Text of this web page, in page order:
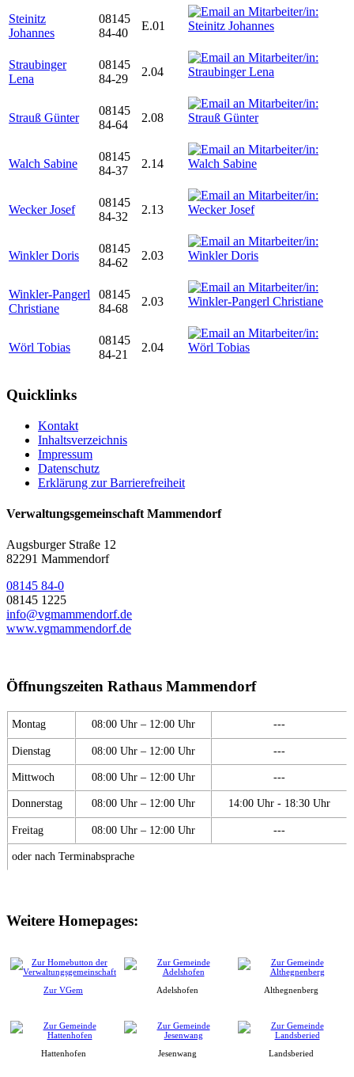
Steinitz
Johannes
08145
84-40
E.01
Straubinger
Lena
08145
84-29
2.04
Strauß Günter
08145
84-64
2.08
Walch Sabine
08145
84-37
2.14
Wecker Josef
08145
84-32
2.13
Winkler Doris
08145
84-62
2.03
Winkler-Pangerl
Christiane
08145
84-68
2.03
Wörl Tobias
08145
84-21
2.04
Quicklinks
Kontakt
Inhaltsverzeichnis
Impressum
Datenschutz
Erklärung zur Barrierefreiheit
Verwaltungsgemeinschaft Mammendorf
Augsburger Straße 12
82291 Mammendorf
08145 84-0
08145 1225
info@vgmammendorf.de
www.vgmammendorf.de
Öffnungszeiten Rathaus Mammendorf
Montag 08:00 Uhr – 12:00 Uhr ---
Dienstag 08:00 Uhr – 12:00 Uhr ---
Mittwoch 08:00 Uhr – 12:00 Uhr ---
Donnerstag 08:00 Uhr – 12:00 Uhr 14:00 Uhr - 18:30 Uhr
Freitag 08:00 Uhr – 12:00 Uhr ---
oder nach Terminabsprache
Weitere Homepages:
Zur VGem Adelshofen Althegnenberg
Hattenhofen Jesenwang Landsberied